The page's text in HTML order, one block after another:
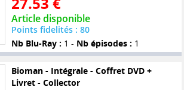
Article disponible
Points fidelités : 80
Nb Blu-Ray : 1 - Nb épisodes : 1
Bioman - Intégrale - Coffret DVD +
Livret - Collector